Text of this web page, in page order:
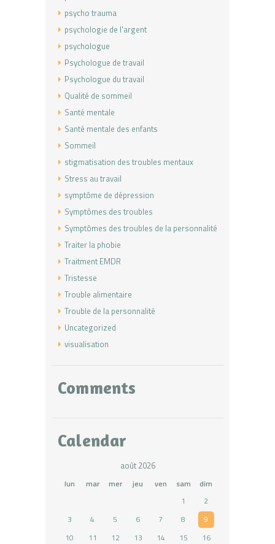
psycho trauma
psychologie de l'argent
psychologue
Psychologue de travail
Psychologue du travail
Qualité de sommeil
Santé mentale
Santé mentale des enfants
Sommeil
stigmatisation des troubles mentaux
Stress au travail
symptôme de dépression
Symptômes des troubles
Symptômes des troubles de la personnalité
Traiter la phobie
Traitment EMDR
Tristesse
Trouble alimentaire
Trouble de la personnalité
Uncategorized
visualisation
Comments
Calendar
août 2026
lun mar mer jeu ven sam
dim
1
2
3
4 5 6 7 8
9
10
11 12 13 14 15
16